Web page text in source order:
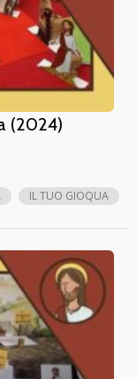
(2024)
IL TUO GIOQUA